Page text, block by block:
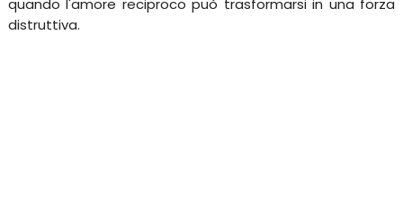
quando l'amore reciproco può trasformarsi in una forza
distruttiva.